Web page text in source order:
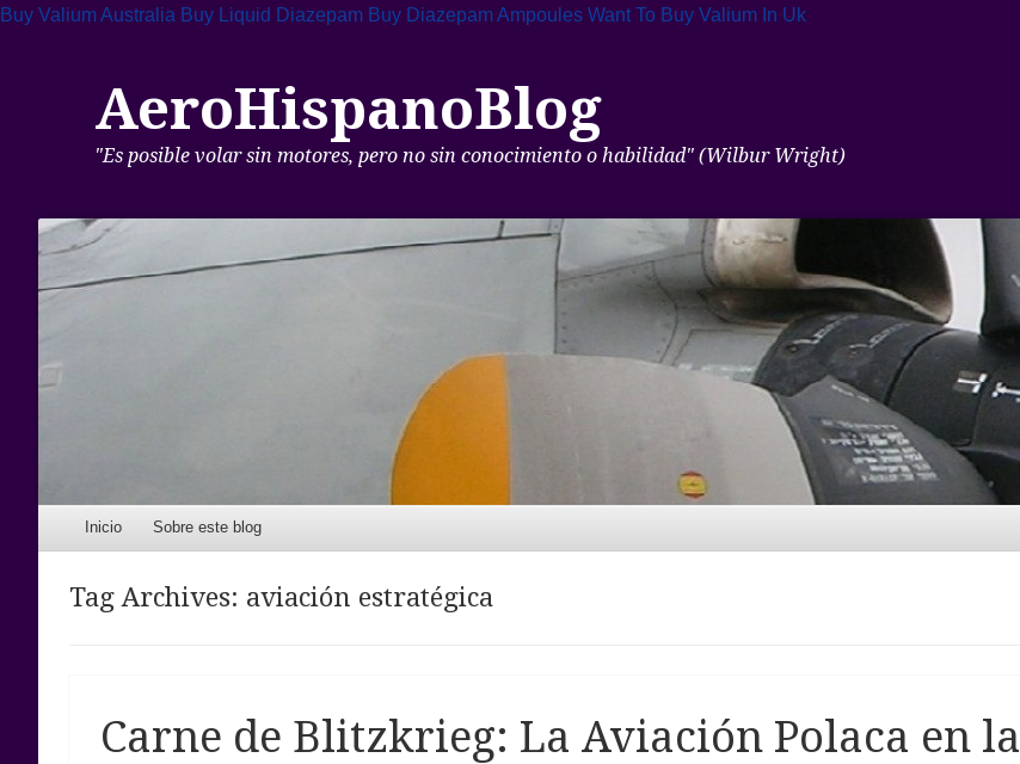
Buy Valium Australia Buy Liquid Diazepam Buy Diazepam Ampoules Want To Buy Valium In Uk
AeroHispanoBlog
"Es posible volar sin motores, pero no sin conocimiento o habilidad" (Wilbur Wright)
Menu
Skip to content
Inicio Sobre este blog
Tag Archives: aviación estratégica
Carne de Blitzkrieg: La Aviación Polaca en la